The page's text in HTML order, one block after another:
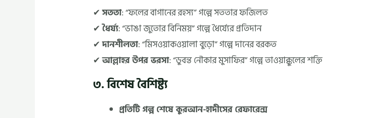
✔সততা: “ফলের বাগানের রহস্য” গল্পে সততার ফজিলত
✔ধৈর্য্য: “ভাঙা জুতোর বিনিময়” গল্পে ধৈর্য্যের প্রতিদান
✔দানশীলতা: “মিসওয়াকওয়ালা বুড়ো” গল্পে দানের বরকত
✔আল্লাহর উপর ভরসা: “ডুবন্ত নৌকার মুসাফির” গল্পে তাওয়াক্কুলের শক্তি
৩. বিশেষ বৈশিষ্ট্য
প্রতিটি গল্প শেষে কুরআন-হাদীসের রেফারেন্স